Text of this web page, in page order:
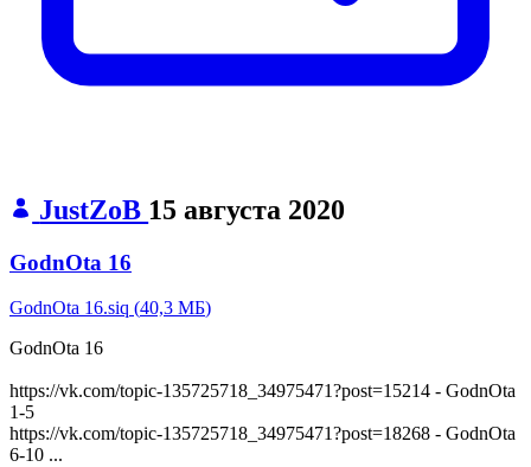
JustZoB 15 августа 2020
GodnOta 16
GodnOta 16.siq (40,3 МБ)
GodnOta 16
https://vk.com/topic-135725718_34975471?post=15214 - GodnOta
1-5
https://vk.com/topic-135725718_34975471?post=18268 - GodnOta
6-10 ...